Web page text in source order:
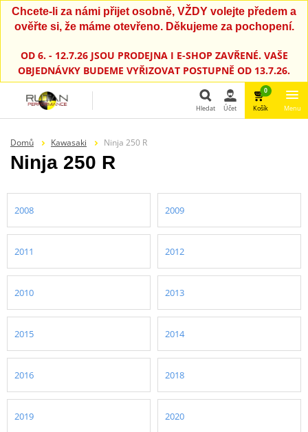
Chcete-li za námi přijet osobně, VŽDY volejte předem a
ověřte si, že máme otevřeno. Děkujeme za pochopení.
OD 6. - 12.7.26 JSOU PRODEJNA I E-SHOP ZAVŘENÉ. VAŠE
OBJEDNÁVKY BUDEME VYŘIZOVAT POSTUPNĚ OD 13.7.26.
Hledat Účet
0
Košík Menu
Domů Kawasaki Ninja 250 R
Ninja 250 R
2008 2009
2011 2012
2010 2013
2015 2014
2016 2018
2019 2020